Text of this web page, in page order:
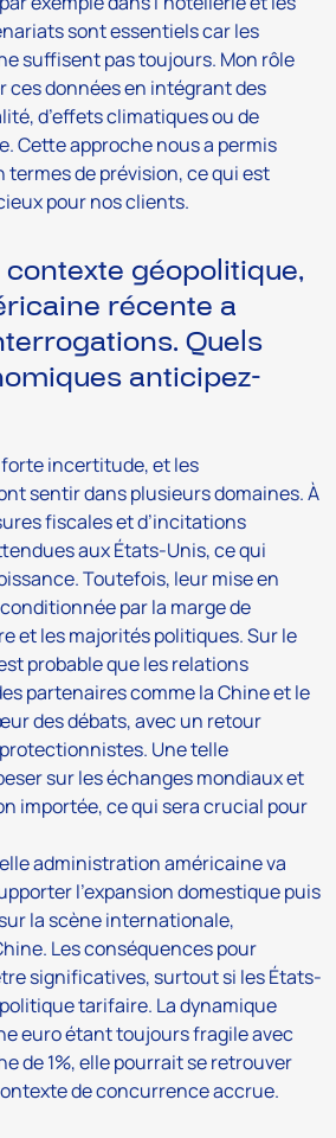
sont essentiels car les
suffisent pas toujours. Mon rôle
ces données en intégrant des
d’effets climatiques ou de
Cette approche nous a permis
termes de prévision, ce qui est
pour nos clients.
géopolitique,
récente a
Quels
anticipez-
forte incertitude, et les
sentir dans plusieurs domaines. À
fiscales et d’incitations
aux États-Unis, ce qui
Toutefois, leur mise en
par la marge de
et les majorités politiques. Sur le
probable que les relations
partenaires comme la Chine et le
des débats, avec un retour
Une telle
sur les échanges mondiaux et
importée, ce qui sera crucial pour
administration américaine va
l’expansion domestique puis
la scène internationale,
Les conséquences pour
significatives, surtout si les États-
tarifaire. La dynamique
euro étant toujours fragile avec
de 1%, elle pourrait se retrouver
de concurrence accrue.